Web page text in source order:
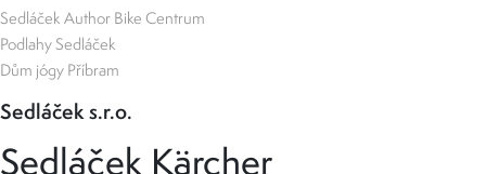
Sedláček Author Bike Centrum
Podlahy Sedláček
Dům jógy Příbram
Sedláček s.r.o.
Sedláček Kärcher